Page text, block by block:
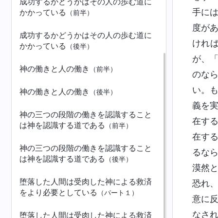
かかっている
（前半）
成功するかどうかはその人の歩む道に
かかっている
（後半）
神の働きと人の働き （前半）
神の働きと人の働き （後半）
神の三つの段階の働きを認識すること
は神を認識する道である
（前半）
神の三つの段階の働きを認識すること
は神を認識する道である
（後半）
堕落した人間は受肉した神による救済
をより必要としている
（パート１）
堕落した人間は受肉した神による救済
手に
度が
けれ
が、
のな
い。
義を
在す
在す
るな
漠然
恐れ
意に
なさ